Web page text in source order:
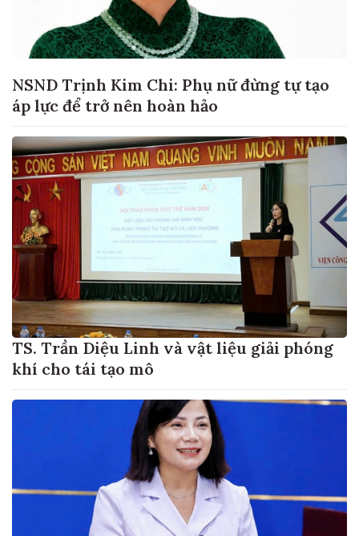
NSND Trịnh Kim Chi: Phụ nữ đừng tự tạo
áp lực để trở nên hoàn hảo
TS. Trần Diệu Linh và vật liệu giải phóng
khí cho tái tạo mô